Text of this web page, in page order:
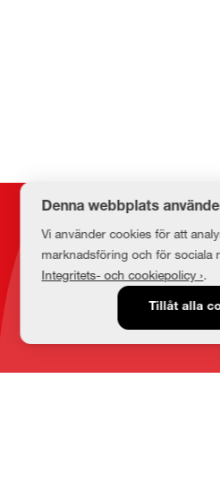
Denna webbplats
Vi använder cookies för att
marknadsföring och för sociala
Integritets- och cookiepolicy ›.
Tillåt alla